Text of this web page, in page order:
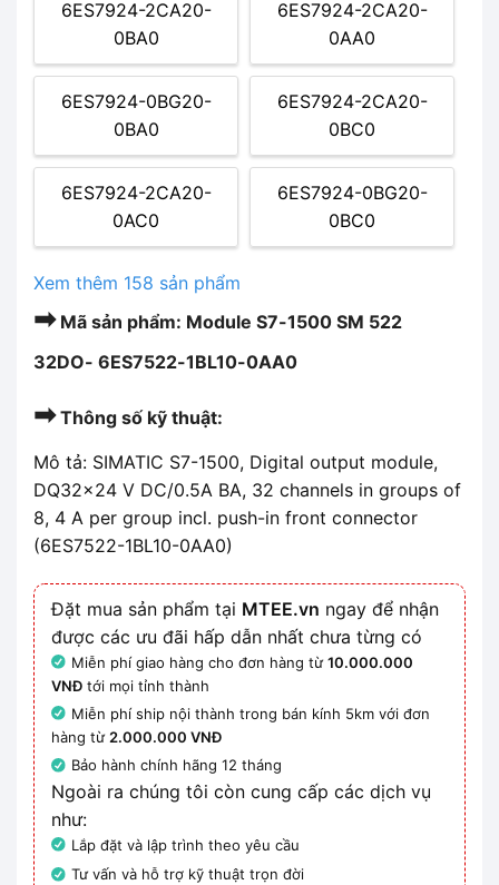
6ES7924-2CA20-
0BA0
6ES7924-2CA20-
0AA0
6ES7924-0BG20-
0BA0
6ES7924-2CA20-
0BC0
6ES7924-2CA20-
0AC0
6ES7924-0BG20-
0BC0
Xem thêm 158 sản phẩm
➡Mã sản phẩm: Module S7-1500 SM 522
32DO- 6ES7522-1BL10-0AA0
➡Thông số kỹ thuật:
Mô tả: SIMATIC S7-1500, Digital output module,
DQ32x24 V DC/0.5A BA, 32 channels in groups of
8, 4 A per group incl. push-in front connector
(6ES7522-1BL10-0AA0)
Đặt mua sản phẩm tại MTEE.vn ngay để nhận
được các ưu đãi hấp dẫn nhất chưa từng có
Miễn phí giao hàng cho đơn hàng từ10.000.000
VNĐ tới mọi tỉnh thành
Miễn phí ship nội thành trong bán kính 5km với đơn
hàng từ2.000.000 VNĐ
Bảo hành chính hãng 12 tháng
Ngoài ra chúng tôi còn cung cấp các dịch vụ
như:
Lắp đặt và lập trình theo yêu cầu
Tư vấn và hỗ trợ kỹ thuật trọn đời